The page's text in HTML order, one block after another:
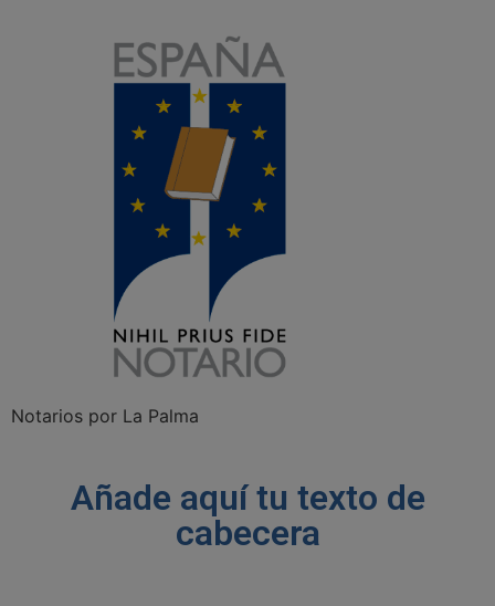
Notarios por La Palma
Añade aquí tu texto de
cabecera